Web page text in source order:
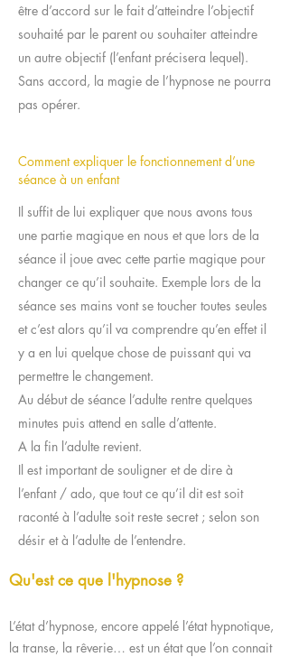
être d’accord sur le fait d’atteindre l’objectif
souhaité par le parent ou souhaiter atteindre
un autre objectif (l’enfant précisera lequel).
Sans accord, la magie de l’hypnose ne pourra
pas opérer.
Comment expliquer le fonctionnement d’une
séance à un enfant
Il suffit de lui expliquer que nous avons tous
une partie magique en nous et que lors de la
séance il joue avec cette partie magique pour
changer ce qu’il souhaite. Exemple lors de la
séance ses mains vont se toucher toutes seules
et c’est alors qu’il va comprendre qu’en effet il
y a en lui quelque chose de puissant qui va
permettre le changement.
Au début de séance l’adulte rentre quelques
minutes puis attend en salle d’attente.
A la fin l’adulte revient.
Il est important de souligner et de dire à
l’enfant / ado, que tout ce qu’il dit est soit
raconté à l’adulte soit reste secret ; selon son
désir et à l’adulte de l’entendre.
Qu'est ce que l'hypnose ?
L’état d’hypnose, encore appelé l’état hypnotique,
la transe, la rêverie… est un état que l’on connait